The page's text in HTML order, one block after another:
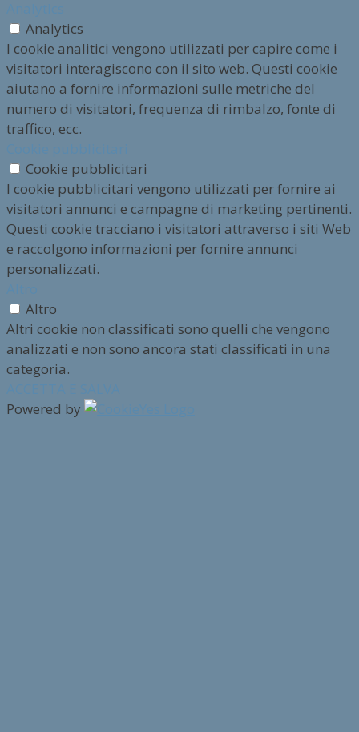
Analytics
I cookie analitici vengono utilizzati per capire come i
visitatori interagiscono con il sito web. Questi cookie
aiutano a fornire informazioni sulle metriche del
numero di visitatori, frequenza di rimbalzo, fonte di
traffico, ecc.
Cookie pubblicitari
I cookie pubblicitari vengono utilizzati per fornire ai
visitatori annunci e campagne di marketing pertinenti.
Questi cookie tracciano i visitatori attraverso i siti Web
e raccolgono informazioni per fornire annunci
personalizzati.
Altro
Altri cookie non classificati sono quelli che vengono
analizzati e non sono ancora stati classificati in una
categoria.
Powered by